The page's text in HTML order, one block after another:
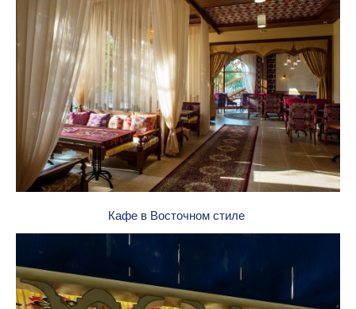
Кафе в Восточном стиле